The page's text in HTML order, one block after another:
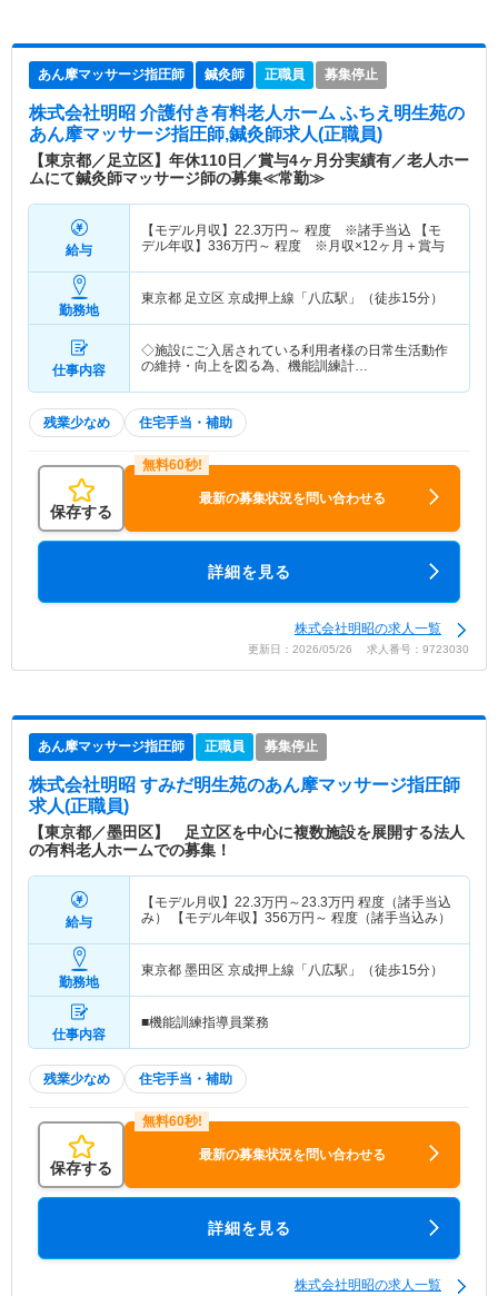
あん摩マッサージ指圧師 鍼灸師 正職員 募集停止
株式会社明昭 介護付き有料老人ホーム ふちえ明生苑の
あん摩マッサージ指圧師,鍼灸師求人(正職員)
【東京都／足立区】年休110日／賞与4ヶ月分実績有／老人ホー
ムにて鍼灸師マッサージ師の募集≪常勤≫
給与
【モデル月収】 22.3万円～ 程度 ※諸手当込 【モ
デル年収】 336万円～ 程度 ※月収×12ヶ月＋賞与
勤務地
東京都 足立区 京成押上線「八広駅」（徒歩15分）
仕事内容
◇施設にご入居されている利用者様の日常生活動作
の維持・向上を図る為、機能訓練計…
残業少なめ 住宅手当・補助
保存する
最新の募集状況を問い合わせる
詳細を見る
株式会社明昭の求人一覧
更新日：2026/05/26 求人番号：9723030
あん摩マッサージ指圧師 正職員 募集停止
株式会社明昭 すみだ明生苑のあん摩マッサージ指圧師
求人(正職員)
【東京都／墨田区】 足立区を中心に複数施設を展開する法人
の有料老人ホームでの募集！
給与
【モデル月収】 22.3万円～23.3万円 程度（諸手当込
み） 【モデル年収】 356万円～ 程度（諸手当込み）
勤務地
東京都 墨田区 京成押上線「八広駅」（徒歩15分）
仕事内容
■機能訓練指導員業務
残業少なめ 住宅手当・補助
保存する
最新の募集状況を問い合わせる
詳細を見る
株式会社明昭の求人一覧